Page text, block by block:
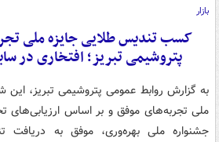
بازار
کسب تندیس طلایی جایزه ملی
پتروشیمی تبریز؛ افتخاری در
به گزارش روابط عمومی پتروشیمی تبریز،
ملی تجربه‌های موفق و بر اساس ارزیابی‌های
جشنواره ملی بهره‌وری، موفق به دریافت